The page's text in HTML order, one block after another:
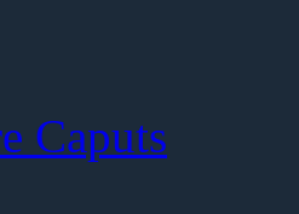
Caputs